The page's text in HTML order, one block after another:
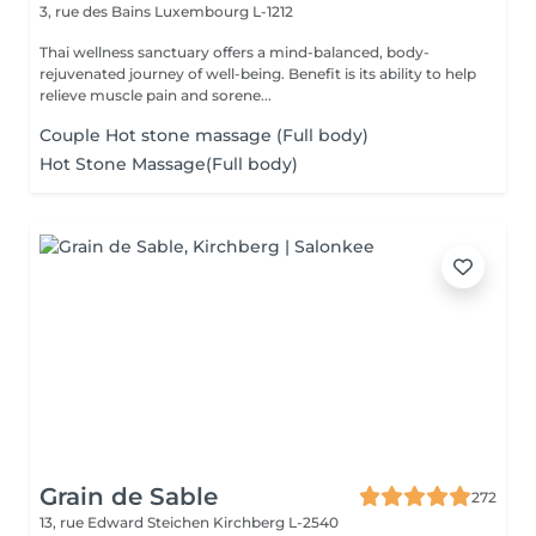
3, rue des Bains Luxembourg L-1212
Thai wellness sanctuary offers a mind-balanced, body-
rejuvenated journey of well-being. Benefit is its ability to help
relieve muscle pain and sorene...
Couple Hot stone massage (Full body)
Hot Stone Massage(Full body)
Grain de Sable
272
13, rue Edward Steichen Kirchberg L-2540